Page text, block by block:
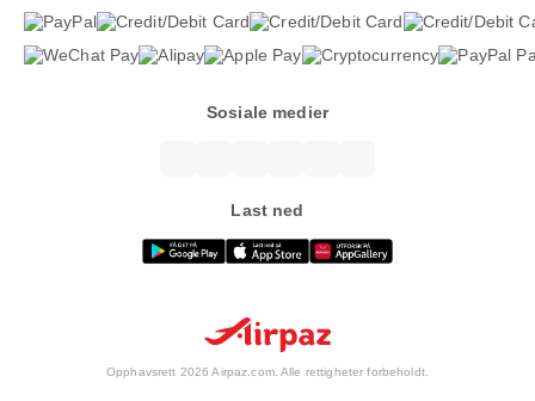
Sosiale medier
Last ned
Opphavsrett 2026 Airpaz.com. Alle rettigheter forbeholdt.